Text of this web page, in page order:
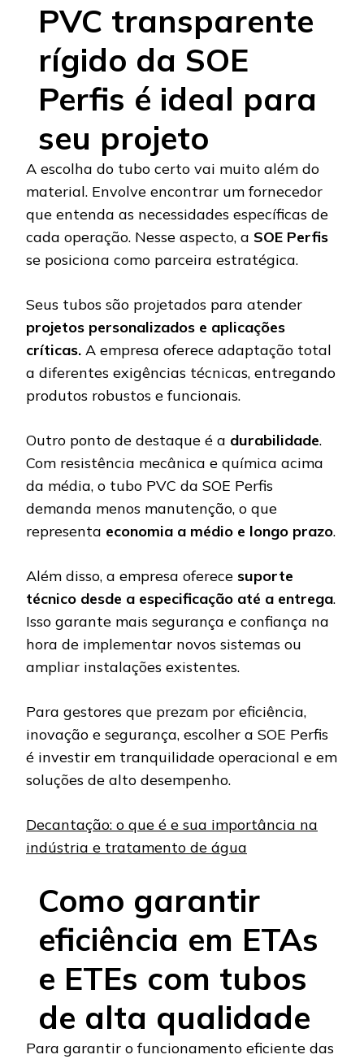
PVC transparente
rígido da SOE
Perfis é ideal para
seu projeto
A escolha do tubo certo vai muito além do
material. Envolve encontrar um fornecedor
que entenda as necessidades específicas de
cada operação. Nesse aspecto, a SOE Perfis
se posiciona como parceira estratégica.
Seus tubos são projetados para atender
projetos personalizados e aplicações
críticas. A empresa oferece adaptação total
a diferentes exigências técnicas, entregando
produtos robustos e funcionais.
Outro ponto de destaque é a durabilidade.
Com resistência mecânica e química acima
da média, o tubo PVC da SOE Perfis
demanda menos manutenção, o que
representa economia a médio e longo prazo.
Além disso, a empresa oferece suporte
técnico desde a especificação até a entrega.
Isso garante mais segurança e confiança na
hora de implementar novos sistemas ou
ampliar instalações existentes.
Para gestores que prezam por eficiência,
inovação e segurança, escolher a SOE Perfis
é investir em tranquilidade operacional e em
soluções de alto desempenho.
Decantação: o que é e sua importância na
indústria e tratamento de água
Como garantir
eficiência em ETAs
e ETEs com tubos
de alta qualidade
Para garantir o funcionamento eficiente das